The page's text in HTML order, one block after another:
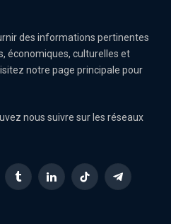
des informations pertinentes
économiques, culturelles et
notre page principale pour
nous suivre sur les réseaux
TumblrLinkedInTikTok Telegram